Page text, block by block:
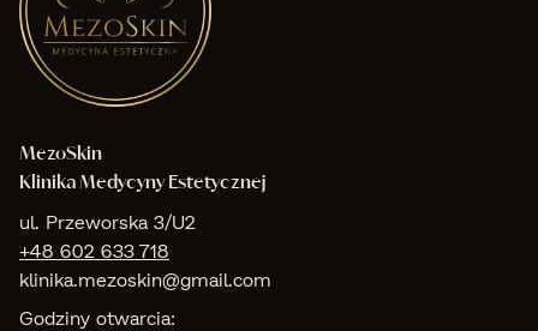
MezoSkin
Klinika Medycyny Estetycznej
ul. Przeworska 3/U2
+48 602 633 718
klinika.mezoskin@gmail.com
Godziny otwarcia: